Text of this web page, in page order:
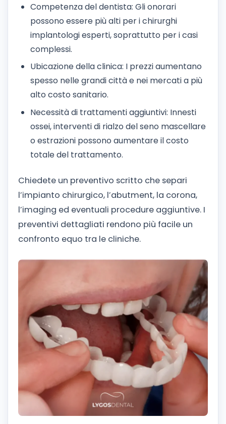
Competenza del dentista: Gli onorari
possono essere più alti per i chirurghi
implantologi esperti, soprattutto per i casi
complessi.
Ubicazione della clinica: I prezzi aumentano
spesso nelle grandi città e nei mercati a più
alto costo sanitario.
Necessità di trattamenti aggiuntivi: Innesti
ossei, interventi di rialzo del seno mascellare
o estrazioni possono aumentare il costo
totale del trattamento.
Chiedete un preventivo scritto che separi
l’impianto chirurgico, l’abutment, la corona,
l’imaging ed eventuali procedure aggiuntive. I
preventivi dettagliati rendono più facile un
confronto equo tra le cliniche.